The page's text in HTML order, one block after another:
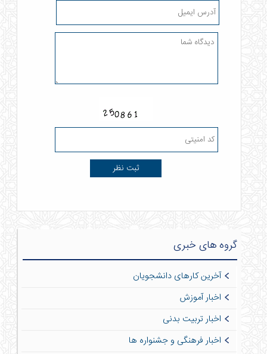
گروه های خبری
آخرین کارهای دانشجویان
اخبار آموزش
اخبار تربیت بدنی
اخبار فرهنگی و جشنواره ها